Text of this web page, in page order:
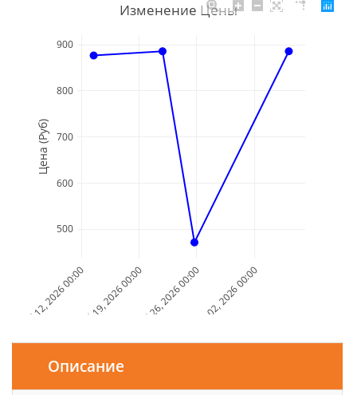
Jul 12, 2026 00:00Jul 19, 2026 00:00Jul 26, 2026 00:00Aug 02, 2026 00:00
500
600
700
800
900
Изменение Цены
Дата и Время
Цена (Руб)
Описание